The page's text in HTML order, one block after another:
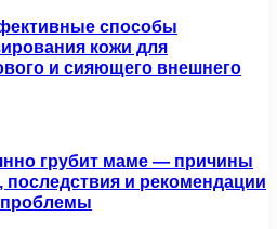
способы
кожи для
и сияющего внешнего
грубит маме — причины
последствия и рекомендации